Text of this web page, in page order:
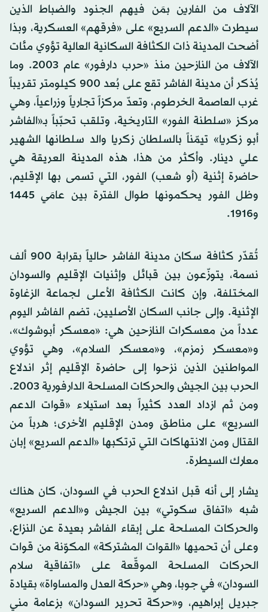
الآلاف من الفارين بمَن فيهم الجنود والضباط الذين
سيطرت «الدعم السريع» على «فرقهم» العسكرية، وبذا
أضحت المدينة ذات الكثافة السكانية العالية تؤوي مئات
الآلاف من النازحين منذ «حرب دارفور» عام 2003. وما
يُذكر أن مدينة الفاشر تقع على بُعد 900 كيلومتر تقريباً
غرب العاصمة الخرطوم، وتعدّ مركزاً تجارياً وزراعياً، وهي
مركز «سلطنة الفور» التاريخية، وتلقب تحبّباً بـ«الفاشر
أبو زكريا» تيمّناً بالسلطان زكريا والد سلطانها الشهير
علي دينار. وأكثر من هذا، هذه المدينة العريقة هي
حاضرة إثنية (أو شعب) الفور، التي تسمى بها الإقليم،
وظل الفور يحكمونها طوال الفترة بين عامَي 1445
و1916.
تُقدّر كثافة سكان مدينة الفاشر حالياً بقرابة 900 ألف
نسمة، يتوزّعون بين قبائل وإثنيات الإقليم والسودان
المختلفة، وإن كانت الكثافة الأعلى لجماعة الزغاوة
الإثنية. وإلى جانب السكان الأصليين، تضم الفاشر اليوم
عدداً من معسكرات النازحين هي: «معسكر أبوشوك»،
و«معسكر زمزم»، و«معسكر السلام»، وهي تؤوي
المواطنين الذين نزحوا إلى حاضرة الإقليم إثر اندلاع
الحرب بين الجيش والحركات المسلحة الدارفورية 2003.
ومن ثم ازداد العدد كثيراً بعد استيلاء «قوات الدعم
السريع» على مناطق ومدن الإقليم الأخرى؛ هرباً من
القتال ومن الانتهاكات التي ترتكبها «الدعم السريع» إبان
معارك السيطرة.
يشار إلى أنه قبل اندلاع الحرب في السودان، كان هناك
شبه «اتفاق سكوتي» بين الجيش و«الدعم السريع»
والحركات المسلحة على إبقاء الفاشر بعيدة عن النزاع،
وعلى أن تحميها «القوات المشتركة» المكوّنة من قوات
الحركات المسلحة الموقّعة على «اتفاقية سلام
السودان» في جوبا، وهي «حركة العدل والمساواة» بقيادة
جبريل إبراهيم، و«حركة تحرير السودان» بزعامة مني